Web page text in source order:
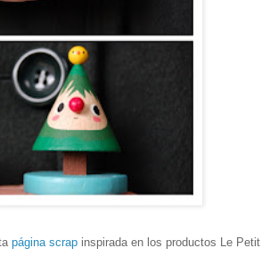
página scrap inspirada en los productos Le Petit